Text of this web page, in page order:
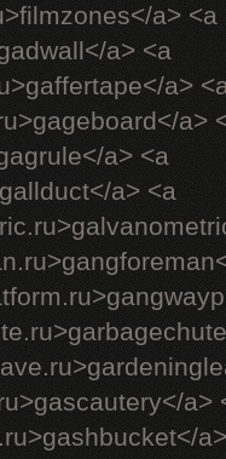
a> <a
a> <a
a>
a>
a> <a
a> <a
a>